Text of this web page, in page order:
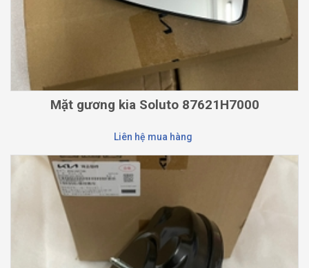
Mặt gương kia Soluto 87621H7000
Liên hệ mua hàng